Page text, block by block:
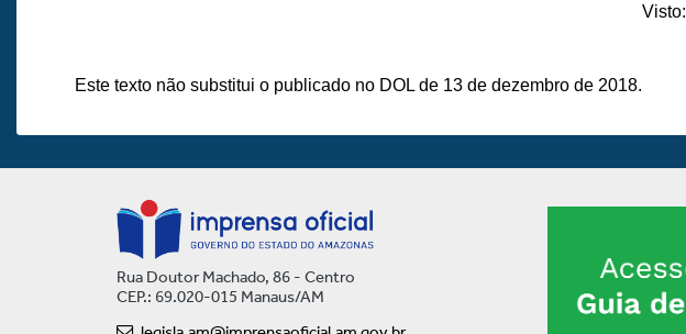
Visto:
Este texto não substitui o publicado no DOL de 13 de dezembro de 2018.
Rua Doutor Machado, 86 - Centro
CEP.: 69.020-015 Manaus/AM